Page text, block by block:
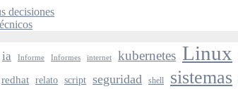
decisiones
ia Informe Informes internet kubernetes Linux
redhat relato script seguridad shell sistemas